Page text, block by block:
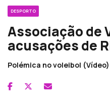
DESPORTO
Associação de
acusações de
Polémica no voleibol (Vídeo)